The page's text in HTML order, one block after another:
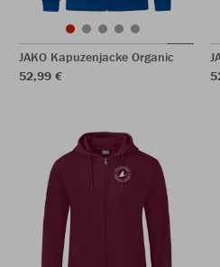
JAKO Kapuzenjacke Organic
52,99 €